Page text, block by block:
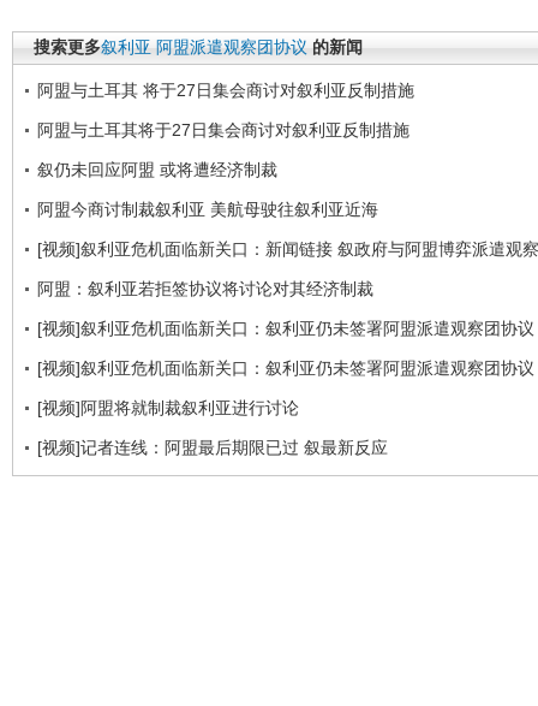
搜索更多叙利亚 阿盟派遣观察团协议 的新闻
阿盟与土耳其 将于27日集会商讨对叙利亚反制措施
阿盟与土耳其将于27日集会商讨对叙利亚反制措施
叙仍未回应阿盟 或将遭经济制裁
阿盟今商讨制裁叙利亚 美航母驶往叙利亚近海
[视频]叙利亚危机面临新关口：新闻链接 叙政府与阿盟博弈派遣观
阿盟：叙利亚若拒签协议将讨论对其经济制裁
[视频]叙利亚危机面临新关口：叙利亚仍未签署阿盟派遣观察团协议
[视频]叙利亚危机面临新关口：叙利亚仍未签署阿盟派遣观察团协议
[视频]阿盟将就制裁叙利亚进行讨论
[视频]记者连线：阿盟最后期限已过 叙最新反应